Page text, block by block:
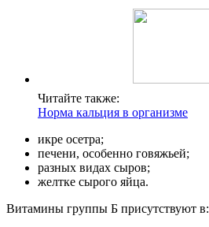
Читайте также:
Норма кальция в организме
икре осетра;
печени, особенно говяжьей;
разных видах сыров;
желтке сырого яйца.
Витамины группы Б присутствуют в: